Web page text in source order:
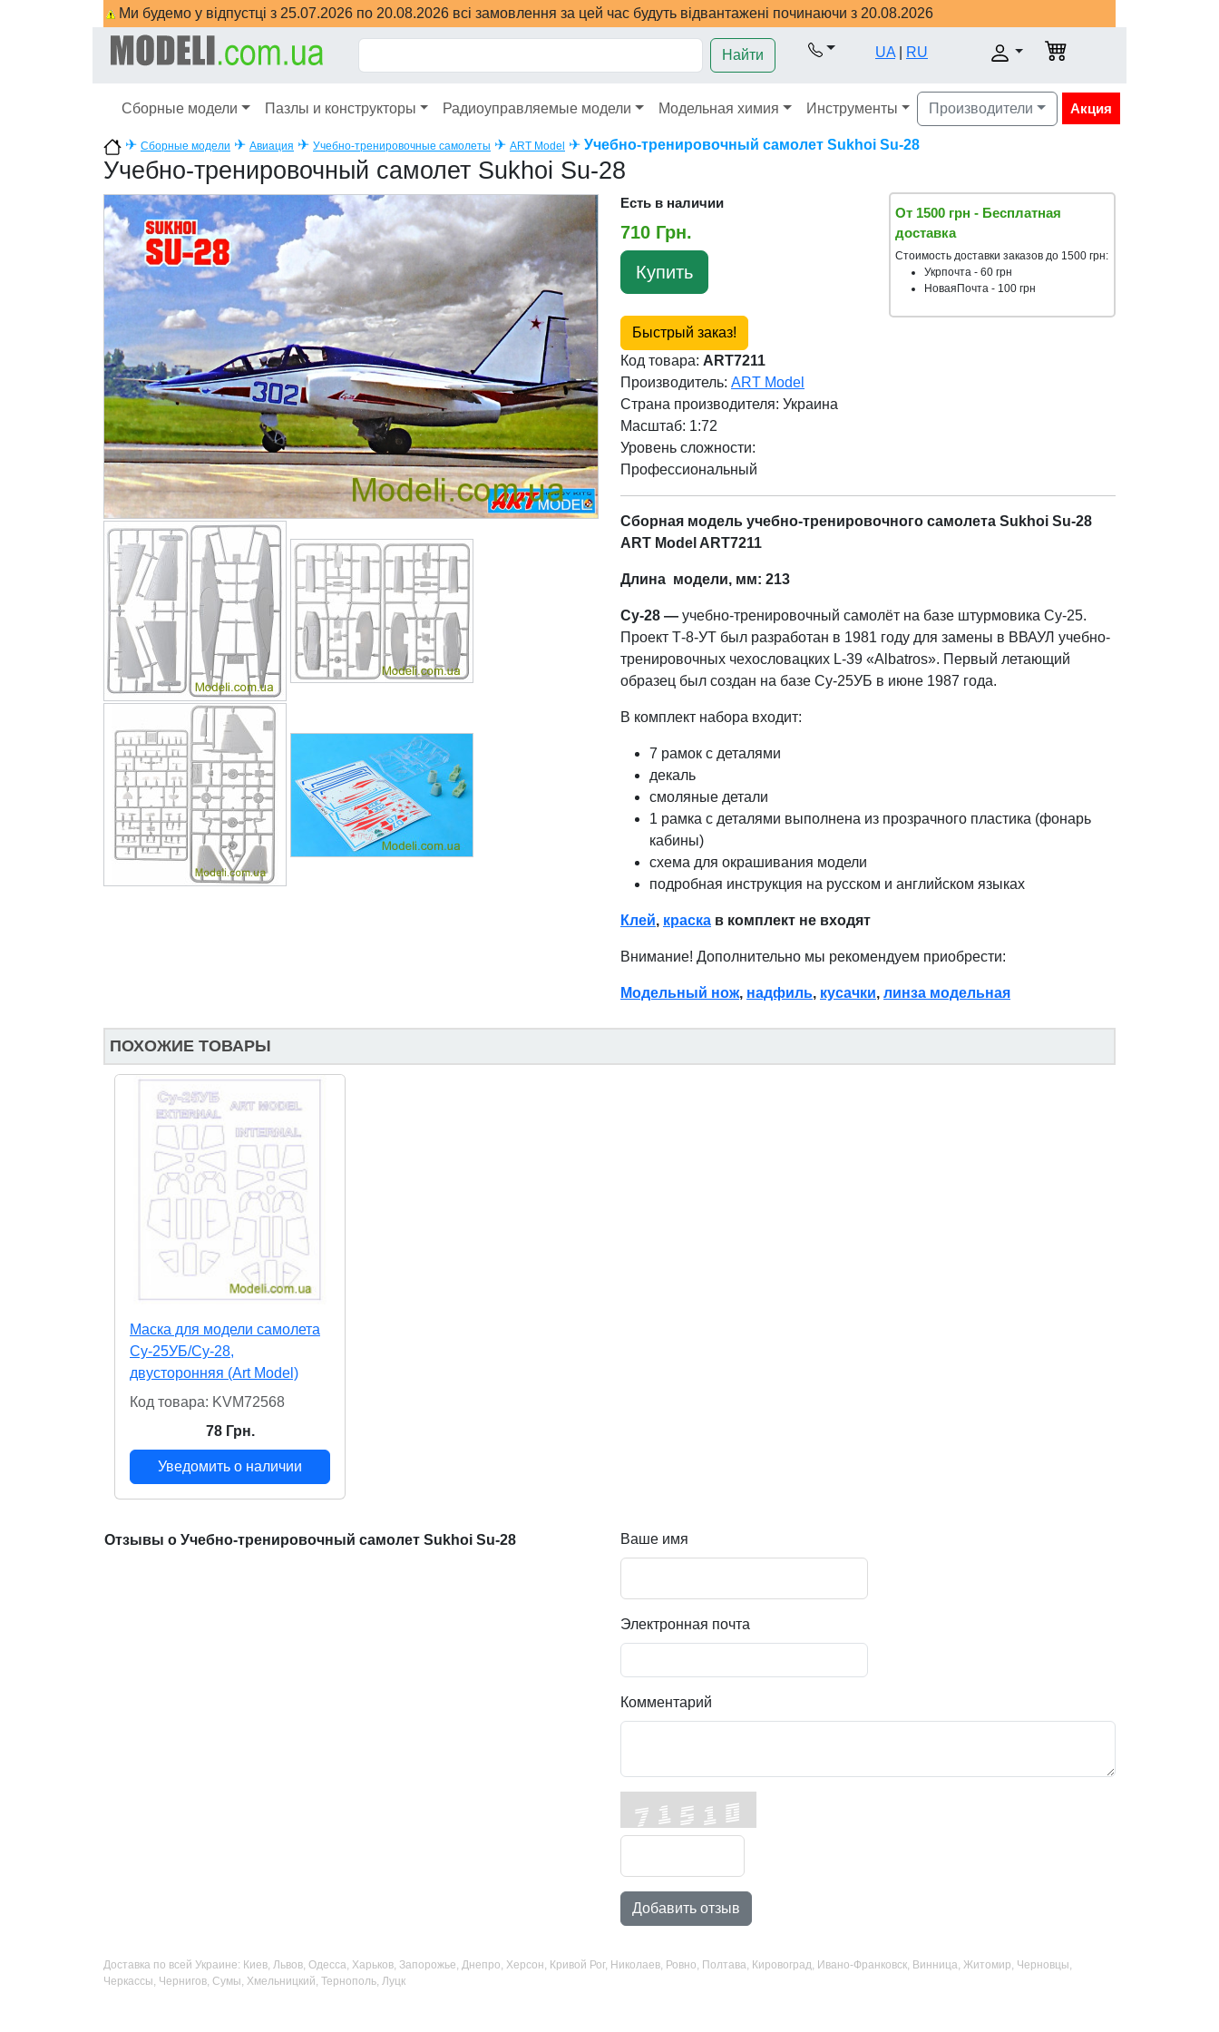
Ми будемо у відпустці з 25.07.2026 по 20.08.2026 всі замовлення за цей час будуть відвантажені починаючи з 20.08.2026
Найти UA RU
Сборные модели Пазлы и конструкторы Радиоуправляемые модели Модельная химия Инструменты Производители Акция
✈ Сборные модели ✈ Авиация ✈ Учебно-тренировочные самолеты ✈ ART Model ✈ Учебно-тренировочный самолет Sukhoi Su-28
Учебно-тренировочный самолет Sukhoi Su-28
Есть в наличии
710 Грн.
Купить
Быстрый заказ!
Код товара: ART7211
Производитель: ART Model
Страна производителя: Украина
Масштаб: 1:72
Уровень сложности:
Профессиональный
От 1500 грн - Бесплатная
доставка
Стоимость доставки заказов до 1500 грн:
Укрпочта - 60 грн
НоваяПочта - 100 грн
Сборная модель учебно-тренировочного самолета Sukhoi Su-28
ART Model ART7211
Длина модели, мм: 213
Су-28 — учебно-тренировочный самолёт на базе штурмовика Су-25.
Проект Т-8-УТ был разработан в 1981 году для замены в ВВАУЛ учебно-
тренировочных чехословацких L-39 «Albatros». Первый летающий
образец был создан на базе Су-25УБ в июне 1987 года.
В комплект набора входит:
7 рамок с деталями
декаль
смоляные детали
1 рамка с деталями выполнена из прозрачного пластика (фонарь
кабины)
схема для окрашивания модели
подробная инструкция на русском и английском языках
Клей, краска в комплект не входят
Внимание! Дополнительно мы рекомендуем приобрести:
Модельный нож, надфиль, кусачки, линза модельная
ПОХОЖИЕ ТОВАРЫ
Маска для модели самолета
Су-25УБ/Су-28,
двусторонняя (Art Model)
Код товара: KVM72568
78 Грн.
Уведомить о наличии
Отзывы о Учебно-тренировочный самолет Sukhoi Su-28 Ваше имя
Электронная почта
Комментарий
Добавить отзыв
Доставка по всей Украине: Киев, Львов, Одесса, Харьков, Запорожье, Днепро, Херсон, Кривой Рог, Николаев, Ровно, Полтава, Кировоград, Ивано-Франковск, Винница, Житомир, Черновцы,
Черкассы, Чернигов, Сумы, Хмельницкий, Тернополь, Луцк